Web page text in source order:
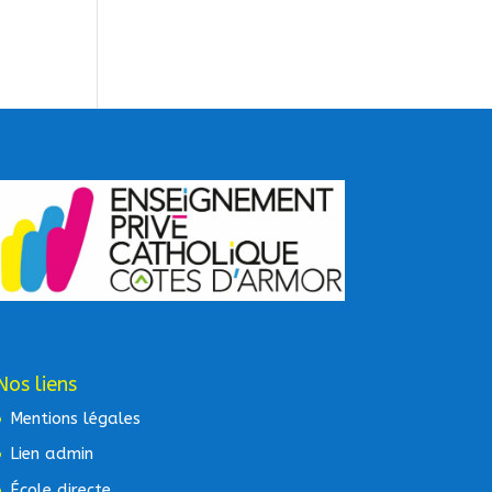
liens
Mentions légales
Lien admin